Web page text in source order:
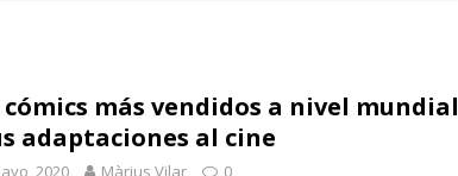
WAGNER: “Con las series, estamos hablando de una forma de
cómics más vendidos a nivel mundial
adaptaciones al cine
2020 Màrius Vilar 0